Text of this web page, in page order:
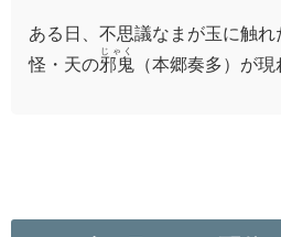
ある日、不思議なまが玉に触
怪・天の邪鬼
じゃく
（本郷奏多）が現